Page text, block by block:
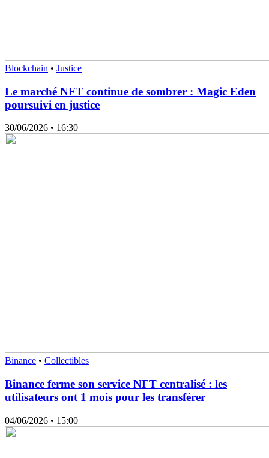
Blockchain • Justice
Le marché NFT continue de sombrer : Magic Eden
poursuivi en justice
30/06/2026 • 16:30
Binance • Collectibles
Binance ferme son service NFT centralisé : les
utilisateurs ont 1 mois pour les transférer
04/06/2026 • 15:00